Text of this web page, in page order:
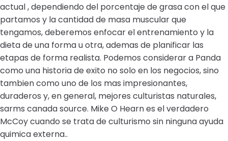
actual , dependiendo del porcentaje de grasa con el que
partamos y la cantidad de masa muscular que
tengamos, deberemos enfocar el entrenamiento y la
dieta de una forma u otra, ademas de planificar las
etapas de forma realista. Podemos considerar a Panda
como una historia de exito no solo en los negocios, sino
tambien como uno de los mas impresionantes,
duraderos y, en general, mejores culturistas naturales,
sarms canada source. Mike O Hearn es el verdadero
McCoy cuando se trata de culturismo sin ninguna ayuda
quimica externa..